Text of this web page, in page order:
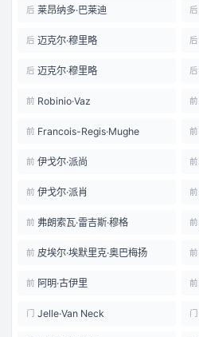
后 莱昂纳多·巴莱迪 后
后 迈克尔·穆里略 后
后 迈克尔·穆里略 后
前 Robinio·Vaz 前
前 Francois-Regis·Mughe 前
前 伊戈尔·派尚 前
前 伊戈尔·派肖 前
前 弗朗索瓦·雷吉斯·穆格 前
前 皮埃尔·埃默里克·奥巴梅扬 前
前 阿明·古伊里 前
门 Jelle·Van Neck 门